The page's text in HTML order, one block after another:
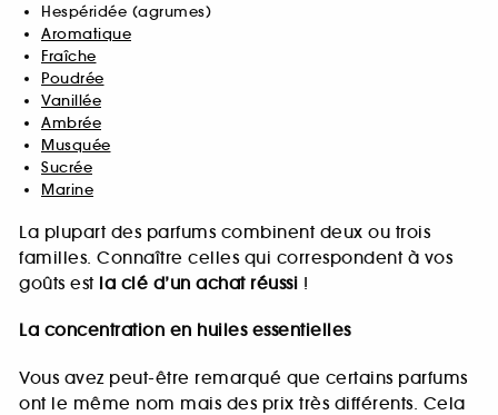
Hespéridée (agrumes)
Aromatique
Fraîche
Poudrée
Vanillée
Ambrée
Musquée
Sucrée
Marine
La plupart des parfums combinent deux ou trois
familles. Connaître celles qui correspondent à vos
goûts est la clé d’un achat réussi !
La concentration en huiles essentielles
Vous avez peut-être remarqué que certains parfums
ont le même nom mais des prix très différents. Cela